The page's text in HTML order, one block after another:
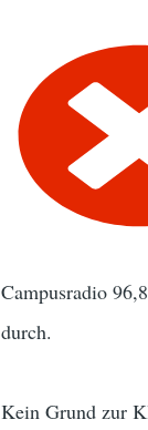
Campusradio
durch.
Kein Grund zur